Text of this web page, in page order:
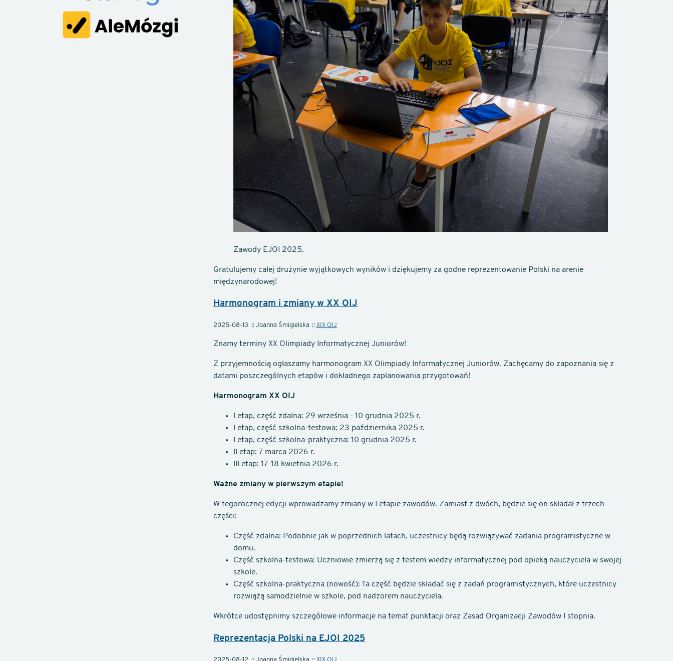
Zawody EJOI 2025.
Gratulujemy całej drużynie wyjątkowych wyników i dziękujemy za godne reprezentowanie Polski na arenie
międzynarodowej!
Harmonogram i zmiany w XX OIJ
2025-08-13 Joanna Śmigielska XIX OIJ
Znamy terminy XX Olimpiady Informatycznej Juniorów!
Z przyjemnością ogłaszamy harmonogram XX Olimpiady Informatycznej Juniorów. Zachęcamy do zapoznania się z
datami poszczególnych etapów i dokładnego zaplanowania przygotowań!
Harmonogram XX OIJ
I etap, część zdalna: 29 września - 10 grudnia 2025 r.
I etap, część szkolna-testowa: 23 października 2025 r.
I etap, część szkolna-praktyczna: 10 grudnia 2025 r.
II etap: 7 marca 2026 r.
III etap: 17-18 kwietnia 2026 r.
Ważne zmiany w pierwszym etapie!
W tegorocznej edycji wprowadzamy zmiany w I etapie zawodów. Zamiast z dwóch, będzie się on składał z trzech
części:
Część zdalna: Podobnie jak w poprzednich latach, uczestnicy będą rozwiązywać zadania programistyczne w
domu.
Część szkolna-testowa: Uczniowie zmierzą się z testem wiedzy informatycznej pod opieką nauczyciela w swojej
szkole.
Część szkolna-praktyczna (nowość): Ta część będzie składać się z zadań programistycznych, które uczestnicy
rozwiążą samodzielnie w szkole, pod nadzorem nauczyciela.
Wkrótce udostępnimy szczegółowe informacje na temat punktacji oraz Zasad Organizacji Zawodów I stopnia.
Reprezentacja Polski na EJOI 2025